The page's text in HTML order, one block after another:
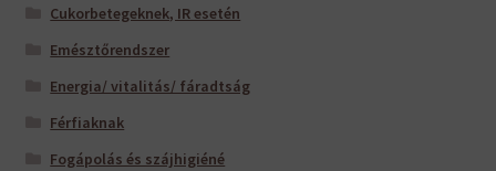
Cukorbetegeknek, IR esetén
Emésztőrendszer
Energia/ vitalitás/ fáradtság
Férfiaknak
Fogápolás és szájhigiéné